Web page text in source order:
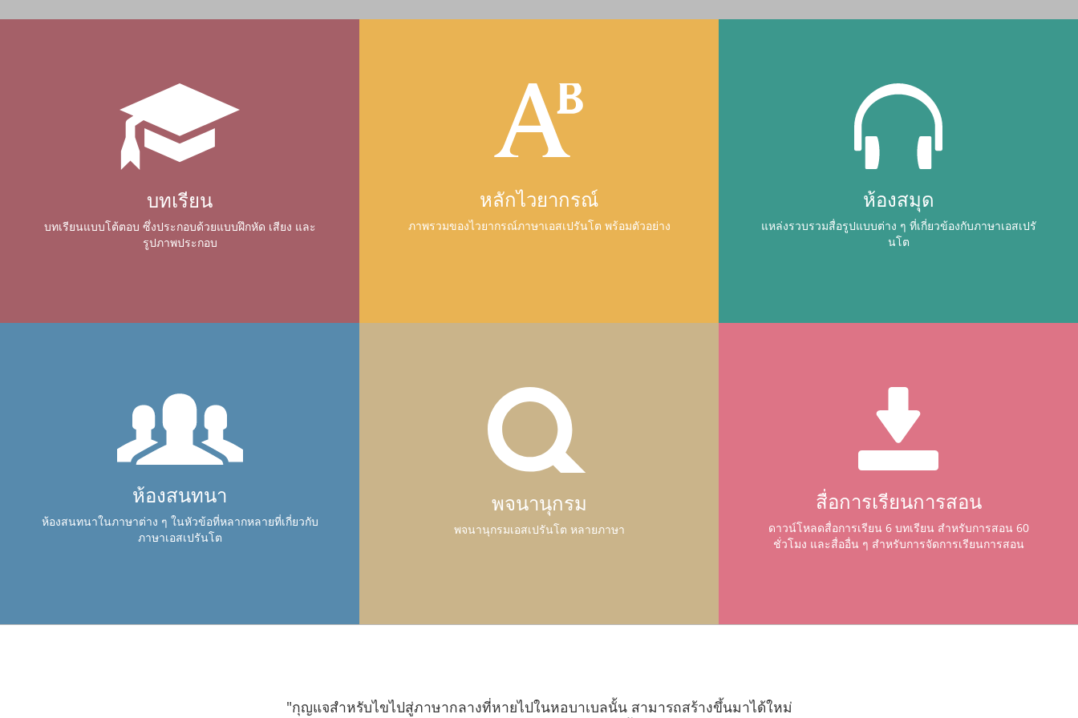
บทเรียน
บทเรียนแบบโต้ตอบ ซึ่งประกอบด้วยแบบฝึกหัด เสียง และ
รูปภาพประกอบ
หลักไวยากรณ์
ภาพรวมของไวยากรณ์ภาษาเอสเปรันโต พร้อมตัวอย่าง
ห้องสมุด
แหล่งรวบรวมสื่อรูปแบบต่าง ๆ ที่เกี่ยวข้องกับภาษาเอสเปรั
นโต
ห้องสนทนา
ห้องสนทนาในภาษาต่าง ๆ ในหัวข้อที่หลากหลายที่เกี่ยวกับ
ภาษาเอสเปรันโต
พจนานุกรม
พจนานุกรมเอสเปรันโต หลายภาษา
สื่อการเรียนการสอน
ดาวน์โหลดสื่อการเรียน 6 บทเรียน สำหรับการสอน 60
ชั่วโมง และสื่ออื่น ๆ สำหรับการจัดการเรียนการสอน
"กุญแจสำหรับไขไปสู่ภาษากลางที่หายไปในหอบาเบลนั้น สามารถสร้างขึ้นมาได้ใหม่